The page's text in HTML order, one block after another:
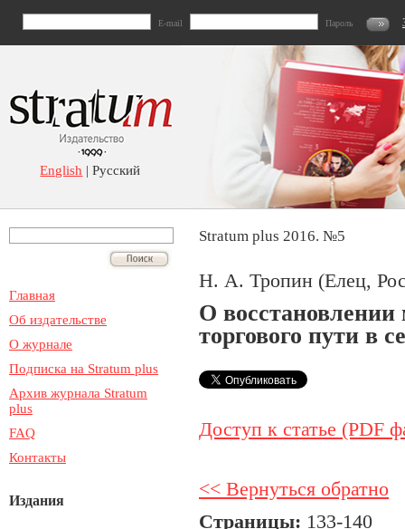
E-mail Пароль
English | Русский
Главная
Об издательстве
О журнале
Подписка на Stratum plus
Архив журнала Stratum
plus
FAQ
Контакты
Издания
Stratum plus 2016. №5
Н. А. Тропин (Елец,
О
торгового пути в
Доступ к статье (PDF
<< Вернуться обратно
Страницы: 133-140